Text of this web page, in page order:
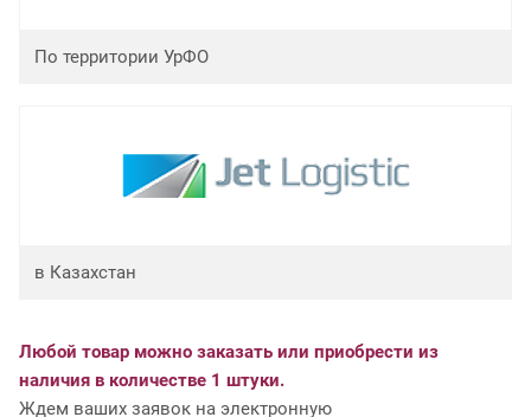
По территории УрФО
в Казахстан
Любой товар можно заказать или приобрести из
наличия в количестве 1 штуки.
Ждем ваших заявок на электронную